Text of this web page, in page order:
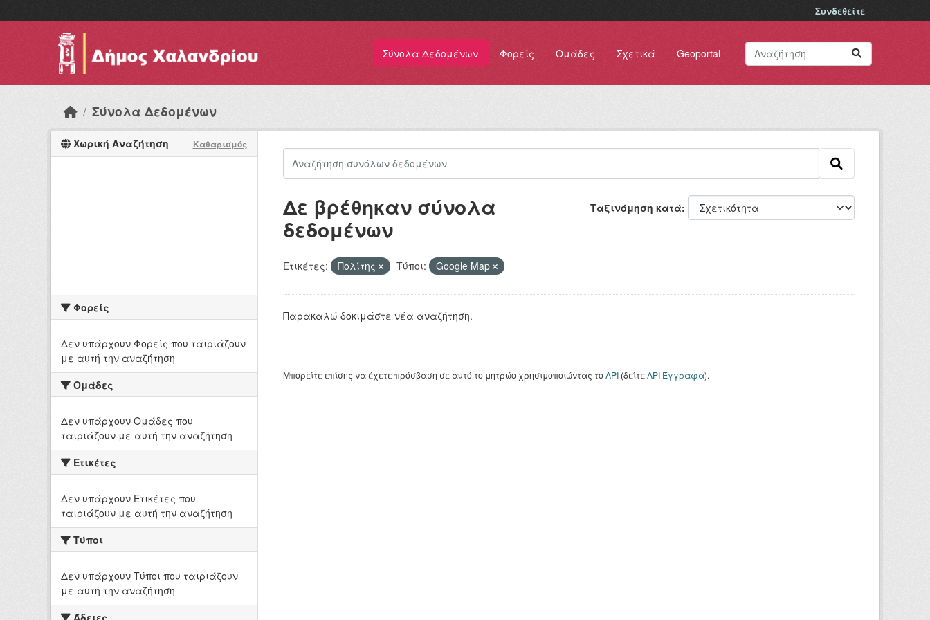
Συνδεθείτε
Σύνολα Δεδομένων Φορείς Ομάδες Σχετικά Geoportal
Σύνολα Δεδομένων
Χωρική Αναζήτηση Καθαρισμός
Φορείς
Δεν υπάρχουν Φορείς που ταιριάζουν
με αυτή την αναζήτηση
Ομάδες
Δεν υπάρχουν Ομάδες που
ταιριάζουν με αυτή την αναζήτηση
Ετικέτες
Δεν υπάρχουν Ετικέτες που
ταιριάζουν με αυτή την αναζήτηση
Τύποι
Δεν υπάρχουν Τύποι που ταιριάζουν
με αυτή την αναζήτηση
Άδειες
Ταξινόμηση κατά
Δε βρέθηκαν σύνολα
δεδομένων
Ετικέτες: Πολίτης Τύποι: Google Map
Παρακαλώ δοκιμάστε νέα αναζήτηση.
Μπορείτε επίσης να έχετε πρόσβαση σε αυτό το μητρώο χρησιμοποιώντας τοAPI(δείτεAPI Έγγραφα).